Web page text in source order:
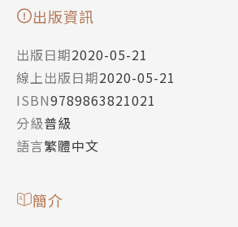
出版資訊
出版日期2020-05-21
線上出版日期2020-05-21
ISBN9789863821021
分級普級
語言繁體中文
簡介